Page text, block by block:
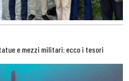
e mezzi militari: ecco i tesori